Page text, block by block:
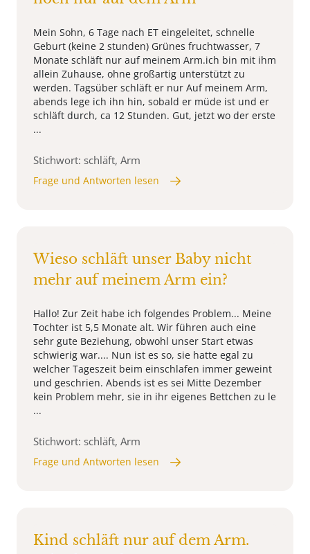
Mein Sohn, 6 Tage nach ET eingeleitet, schnelle
Geburt (keine 2 stunden) Grünes fruchtwasser, 7
Monate schläft nur auf meinem Arm.ich bin mit ihm
allein Zuhause, ohne großartig unterstützt zu
werden. Tagsüber schläft er nur Auf meinem Arm,
abends lege ich ihn hin, sobald er müde ist und er
schläft durch, ca 12 Stunden. Gut, jetzt wo der erste
...
Stichwort: schläft, Arm
Frage und Antworten lesen
Wieso schläft unser Baby nicht
mehr auf meinem Arm ein?
Hallo! Zur Zeit habe ich folgendes Problem... Meine
Tochter ist 5,5 Monate alt. Wir führen auch eine
sehr gute Beziehung, obwohl unser Start etwas
schwierig war.... Nun ist es so, sie hatte egal zu
welcher Tageszeit beim einschlafen immer geweint
und geschrien. Abends ist es sei Mitte Dezember
kein Problem mehr, sie in ihr eigenes Bettchen zu le
...
Stichwort: schläft, Arm
Frage und Antworten lesen
Kind schläft nur auf dem Arm.